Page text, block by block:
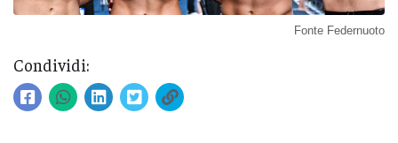
Fonte Federnuoto
Condividi: